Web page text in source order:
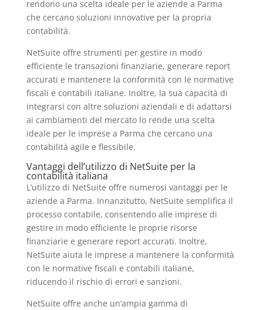
rendono una scelta ideale per le aziende a Parma
che cercano soluzioni innovative per la propria
contabilità.
NetSuite offre strumenti per gestire in modo
efficiente le transazioni finanziarie, generare report
accurati e mantenere la conformità con le normative
fiscali e contabili italiane. Inoltre, la sua capacità di
integrarsi con altre soluzioni aziendali e di adattarsi
ai cambiamenti del mercato lo rende una scelta
ideale per le imprese a Parma che cercano una
contabilità agile e flessibile.
Vantaggi dell’utilizzo di NetSuite per la
contabilità italiana
L’utilizzo di NetSuite offre numerosi vantaggi per le
aziende a Parma. Innanzitutto, NetSuite semplifica il
processo contabile, consentendo alle imprese di
gestire in modo efficiente le proprie risorse
finanziarie e generare report accurati. Inoltre,
NetSuite aiuta le imprese a mantenere la conformità
con le normative fiscali e contabili italiane,
riducendo il rischio di errori e sanzioni.
NetSuite offre anche un’ampia gamma di